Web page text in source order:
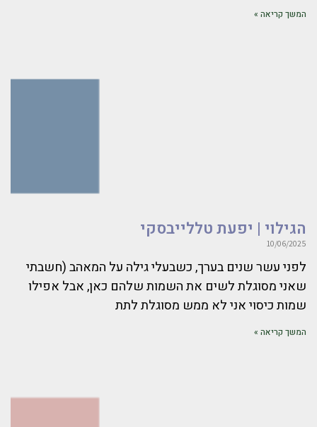
המשך קריאה »
הגילוי | יפעת טללייבסקי
10/06/2025
לפני עשר שנים בערך, כשבעלי גילה על המאהב (חשבתי
שאני מסוגלת לשים את השמות שלהם כאן, אבל אפילו
שמות כיסוי אני לא ממש מסוגלת לתת
המשך קריאה »